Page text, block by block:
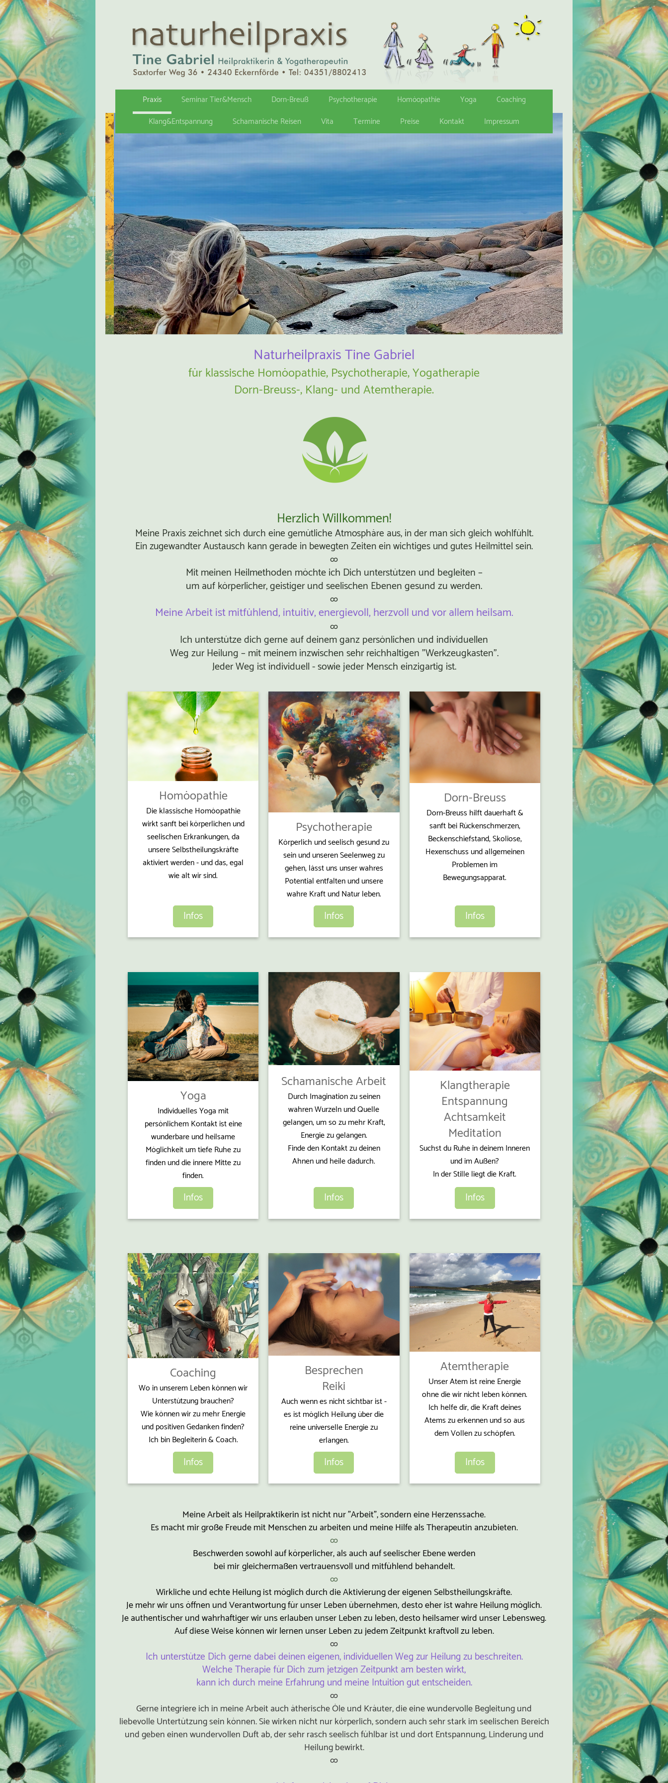
Praxis Seminar Tier&Mensch Dorn-Breuß Psychotherapie Homöopathie Yoga
Coaching
Klang&Entspannung
Schamanische Reisen Vita Termine Preise Kontakt Impressum
Naturheilpraxis Tine Gabriel
für klassische Homöopathie, Psychotherapie, Yogatherapie
Dorn-Breuss-, Klang- und Atemtherapie.
Herzlich Willkommen!
Meine Praxis zeichnet sich durch eine gemütliche Atmosphäre aus, in der man sich gleich wohlfühlt.
Ein zugewandter Austausch kann gerade in bewegten Zeiten ein wichtiges und gutes Heilmittel sein.
∞
Mit meinen Heilmethoden möchte ich Dich unterstützen und begleiten –
um auf körperlicher, geistiger und seelischen Ebenen gesund zu werden.
∞
Meine Arbeit ist mitfühlend, intuitiv, energievoll, herzvoll und vor allem heilsam.
∞
Ich unterstütze dich gerne auf deinem ganz persönlichen und individuellen
Weg zur Heilung – mit meinem inzwischen sehr reichhaltigen "Werkzeugkasten".
Jeder Weg ist individuell - sowie jeder Mensch einzigartig ist.
Homöopathie
Die klassische Homöopathie
wirkt sanft bei körperlichen und
seelischen Erkrankungen, da
unsere Selbstheilungskräfte
aktiviert werden - und das, egal
wie alt wir sind.
Infos
Psychotherapie
Körperlich und seelisch gesund zu
sein und unseren Seelenweg zu
gehen, lässt uns unser wahres
Potential entfalten und unsere
wahre Kraft und Natur leben.
Infos
Dorn-Breuss
Dorn-Breuss hilft dauerhaft &
sanft bei Rückenschmerzen,
Beckenschiefstand, Skoliose,
Hexenschuss und allgemeinen
Problemen im
Bewegungsapparat.
Infos
Yoga
Individuelles Yoga mit
persönlichem Kontakt ist eine
wunderbare und heilsame
Möglichkeit um tiefe Ruhe zu
finden und die innere Mitte zu
finden.
Infos
Schamanische Arbeit
Durch Imagination zu seinen
wahren Wurzeln und Quelle
gelangen, um so zu mehr Kraft,
Energie zu gelangen.
Finde den Kontakt zu deinen
Ahnen und heile dadurch.
Infos
Klangtherapie
Entspannung
Achtsamkeit
Meditation
Suchst du Ruhe in deinem Inneren
und im Außen?
In der Stille liegt die Kraft.
Infos
Coaching
Wo in unserem Leben können wir
Unterstützung brauchen?
Wie können wir zu mehr Energie
und positiven Gedanken finden?
Ich bin Begleiterin & Coach.
Infos
Besprechen
Reiki
Auch wenn es nicht sichtbar ist -
es ist möglich Heilung über die
reine universelle Energie zu
erlangen.
Infos
Atemtherapie
Unser Atem ist reine Energie
ohne die wir nicht leben können.
Ich helfe dir, die Kraft deines
Atems zu erkennen und so aus
dem Vollen zu schöpfen.
Infos
Meine Arbeit als Heilpraktikerin ist nicht nur "Arbeit", sondern eine Herzenssache.
Es macht mir große Freude mit Menschen zu arbeiten und meine Hilfe als Therapeutin anzubieten.
∞
Beschwerden sowohl auf körperlicher, als auch auf seelischer Ebene werden
bei mirgleichermaßen vertrauensvoll und mitfühlend behandelt.
∞
Wirkliche und echte Heilung ist möglich durch die Aktivierung der eigenen Selbstheilungskräfte.
Je mehr wir uns öffnen und Verantwortung für unser Leben übernehmen,desto eher ist wahre Heilung möglich.
Je authentischer und wahrhaftiger wir uns erlauben unser Leben zu leben, desto heilsamer wird unser Lebensweg.
Auf diese Weise können wir lernen unser Leben zu jedem Zeitpunkt kraftvoll zu leben.
∞
Ich unterstütze Dich gerne dabei deinen eigenen, individuellen Weg zur Heilung zu beschreiten.
Welche Therapie für Dich zum jetzigen Zeitpunkt am besten wirkt,
kann ich durch meine Erfahrung und meine Intuition gut entscheiden.
∞
Gerne integriere ich in meine Arbeit auch ätherische Öle und Kräuter, die eine wundervolle Begleitung und
liebevolle Untertützung sein können. Sie wirken nicht nur körperlich, sondern auch sehr stark im seelischen Bereich
und geben einen wundervollen Duft ab, der sehr rasch seelisch fühlbar ist und dort Entspannung, Linderung und
Heilung bewirkt.
∞
https://www.elvari.de/products/kristallmatte?ref=jehdhalx